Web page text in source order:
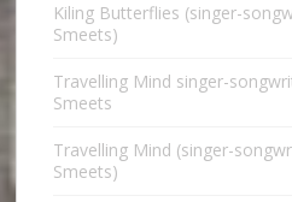
Kiling Butterflies (singer-
Smeets)
Travelling Mind singer-
Smeets
Travelling Mind (singer-
Smeets)